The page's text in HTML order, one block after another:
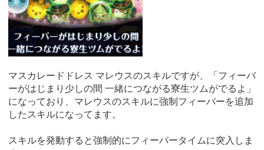
マスカレードドレス マレウスのスキルですが、「フィーバ
ーがはじまり少しの間 一緒につながる寮生ツムがでるよ」
になっており、マレウスのスキルに強制フィーバーを追加
したスキルになってます。
スキルを発動すると強制的にフィーバータイムに突入しま